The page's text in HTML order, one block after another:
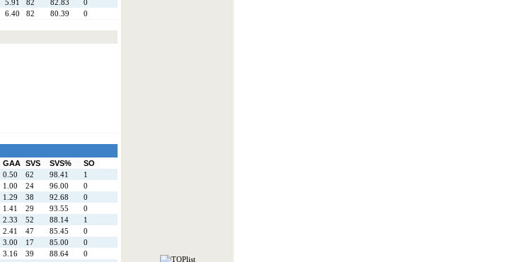
5.91 82 82.83
0
6.40 82 80.39 0
GAA SVS SVS%
SO
0.50 62 98.41
1
1.00 24 96.00
0
1.29 38 92.68
0
1.41 29 93.55
0
2.33 52 88.14
1
2.41 47 85.45
0
3.00 17 85.00
0
3.16 39 88.64
0